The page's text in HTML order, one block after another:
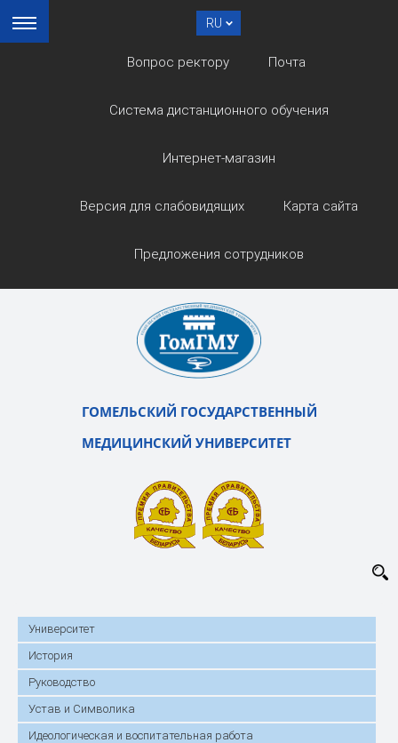
RU
Вопрос ректору Почта
Система дистанционного обучения
Интернет-магазин
Версия для слабовидящих Карта сайта
Предложения сотрудников
ГОМЕЛЬСКИЙ ГОСУДАРСТВЕННЫЙ
МЕДИЦИНСКИЙ УНИВЕРСИТЕТ
Университет
История
Руководство
Устав и Символика
Идеологическая и воспитательная работа